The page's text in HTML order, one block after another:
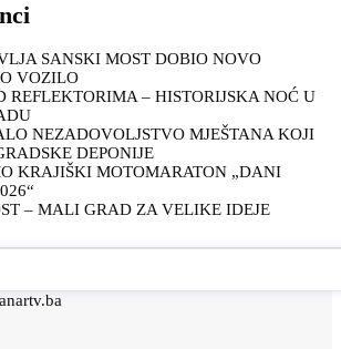
SANSKI MOST DOBIO NOVO
VOZILO
REFLEKTORIMA – HISTORIJSKA NOĆ U
NEZADOVOLJSTVO MJEŠTANA KOJI
DEPONIJE
KRAJIŠKI MOTOMARATON „DANI
– MALI GRAD ZA VELIKE IDEJE